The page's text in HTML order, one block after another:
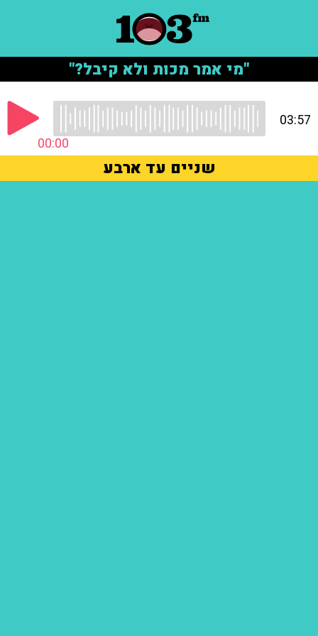
"מי אמר מכות ולא קיבל?"
00:00
03:57
שניים עד ארבע